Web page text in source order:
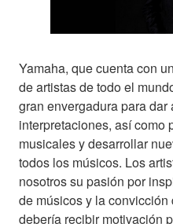
Yamaha, que cuenta con
de artistas de todo el
gran envergadura para dar
interpretaciones, así como
musicales y desarrollar
todos los músicos. Los
nosotros su pasión por
de músicos y la
debería recibir motivación